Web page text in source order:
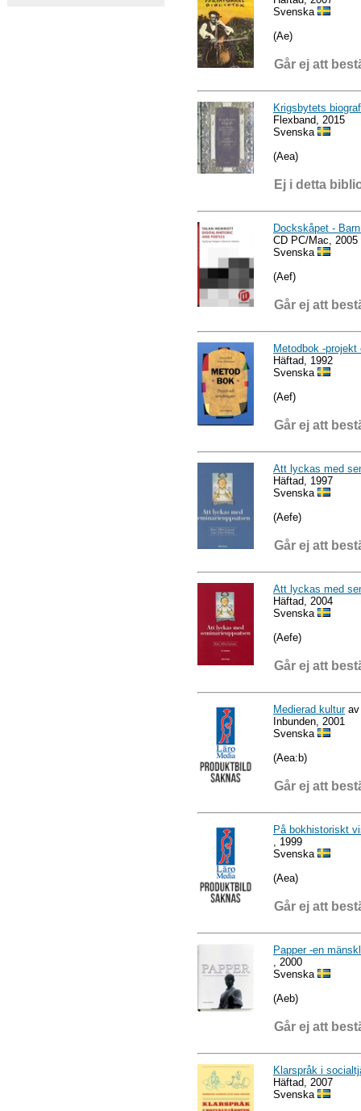
Svenska
(Ae)
Går ej att
Krigsbytets
Flexband, 2015
Svenska
(Aea)
Ej i detta
Dockskåpet -
CD PC/Mac, 2005
Svenska
(Aef)
Går ej att
Metodbok -projekt
Häftad, 1992
Svenska
(Aef)
Går ej att
Att lyckas med
Häftad, 1997
Svenska
(Aefe)
Går ej att
Att lyckas med
Häftad, 2004
Svenska
(Aefe)
Går ej att
Medierad kulturav
Inbunden, 2001
Svenska
(Aea:b)
Går ej att
På bokhistoriskt
, 1999
Svenska
(Aea)
Går ej att
Papper -en
, 2000
Svenska
(Aeb)
Går ej att
Klarspråk i
Häftad, 2007
Svenska